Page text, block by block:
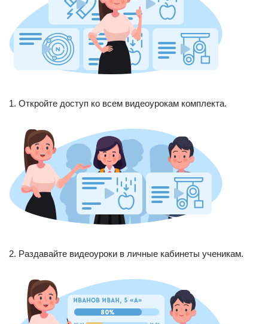
1. Откройте доступ ко всем видеоурокам комплекта.
2. Раздавайте видеоуроки в личные кабинеты ученикам.